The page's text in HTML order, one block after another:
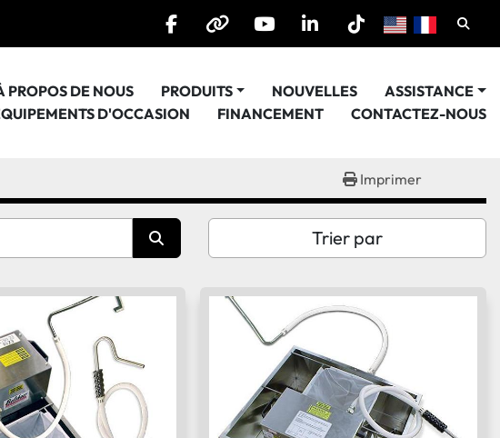
facebookotheryoutubelinkedintiktok
PRODUITS NOUVELLES
À PROPOS DE NOUS
ASSISTANCE
ÉQUIPEMENTS D'OCCASION
FINANCEMENT CONTACTEZ-NOUS
Imprimer
Trier par